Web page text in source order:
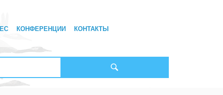
КОНФЕРЕНЦИИ КОНТАКТЫ